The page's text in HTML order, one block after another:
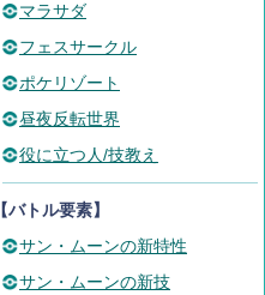
マラサダ
フェスサークル
ポケリゾート
昼夜反転世界
役に立つ人/技教え
【バトル要素】
サン・ムーンの新特性
サン・ムーンの新技